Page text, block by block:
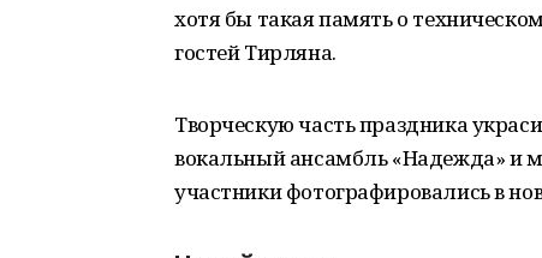
хотя бы такая память о
гостей Тирляна.
Творческую часть праздника
вокальный ансамбль «Надежда» и
участники фотографировались в